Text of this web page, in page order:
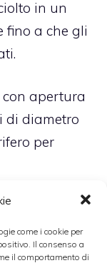
come i cookie per
Il consenso a
il comportamento di
in un
fino a che gli
apertura
di diametro
per
mettendo